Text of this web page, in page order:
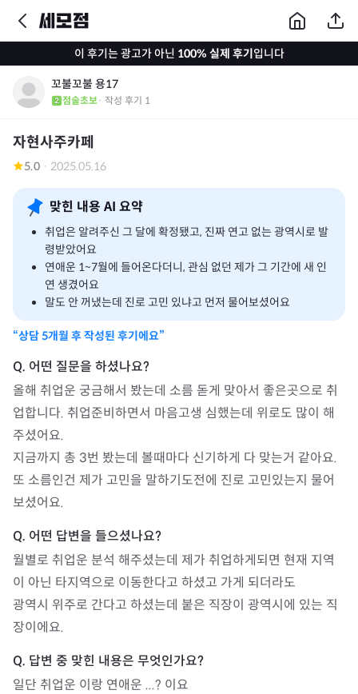
이 후기는 광고가 아닌 100% 실제 후기입니다
꼬불꼬불 용17
점술초보· 작성 후기 1
자현사주카페
5.0 · 2025.05.16
맞힌 내용 AI 요약
취업은 알려주신 그 달에 확정됐고, 진짜 연고 없는 광역시로 발
령받았어요
연애운 1~7월에 들어온다더니, 관심 없던 제가 그 기간에 새 인
연 생겼어요
말도 안 꺼냈는데 진로 고민 있냐고 먼저 물어보셨어요
“상담 5개월 후 작성된 후기에요”
올해 취업운 궁금해서 봤는데 소름 돋게 맞아서 좋은곳으로 취
업합니다. 취업준비하면서 마음고생 심했는데 위로도 많이 해
주셨어요.
지금까지 총 3번 봤는데 볼때마다 신기하게 다 맞는거 같아요.
또 소름인건 제가 고민을 말하기도전에 진로 고민있는지 물어
보셨어요.
월별로 취업운 분석 해주셨는데 제가 취업하게되면 현재 지역
이 아닌 타지역으로 이동한다고 하셨고 가게 되더라도
광역시 위주로 간다고 하셨는데 붙은 직장이 광역시에 있는 직
장이에요.
일단 취업운 이랑 연애운 ...? 이요